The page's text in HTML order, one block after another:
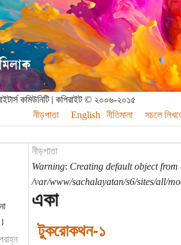
কমিউনিটি | কপিরাইট © ২০০৬-২০১৫
নীড়পাতা
English নীতিমালা সচলে
নীড়পাতা
Warning: Creating default object from
/var/www/sachalayatan/s6/sites/all/
একা
টুকরোকথন-১